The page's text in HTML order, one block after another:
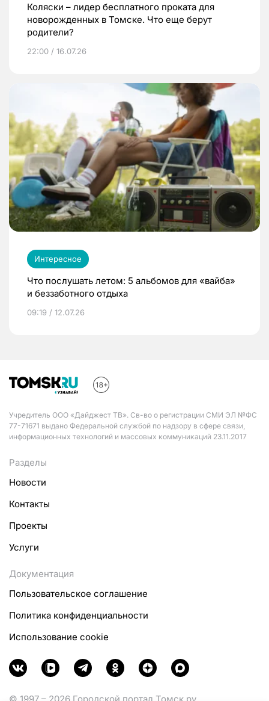
Коляски – лидер бесплатного проката для
новорожденных в Томске. Что еще берут
родители?
22:00 / 16.07.26
Интересное
Что послушать летом: 5 альбомов для «вайба»
и беззаботного отдыха
09:19 / 12.07.26
Учредитель ООО «Дайджест ТВ». Св-во о регистрации СМИ ЭЛ №ФС
77-71671 выдано Федеральной службой по надзору в сфере связи,
информационных технологий и массовых коммуникаций 23.11.2017
Разделы
Новости
Контакты
Проекты
Услуги
Документация
Пользовательское соглашение
Политика конфиденциальности
Использование cookie